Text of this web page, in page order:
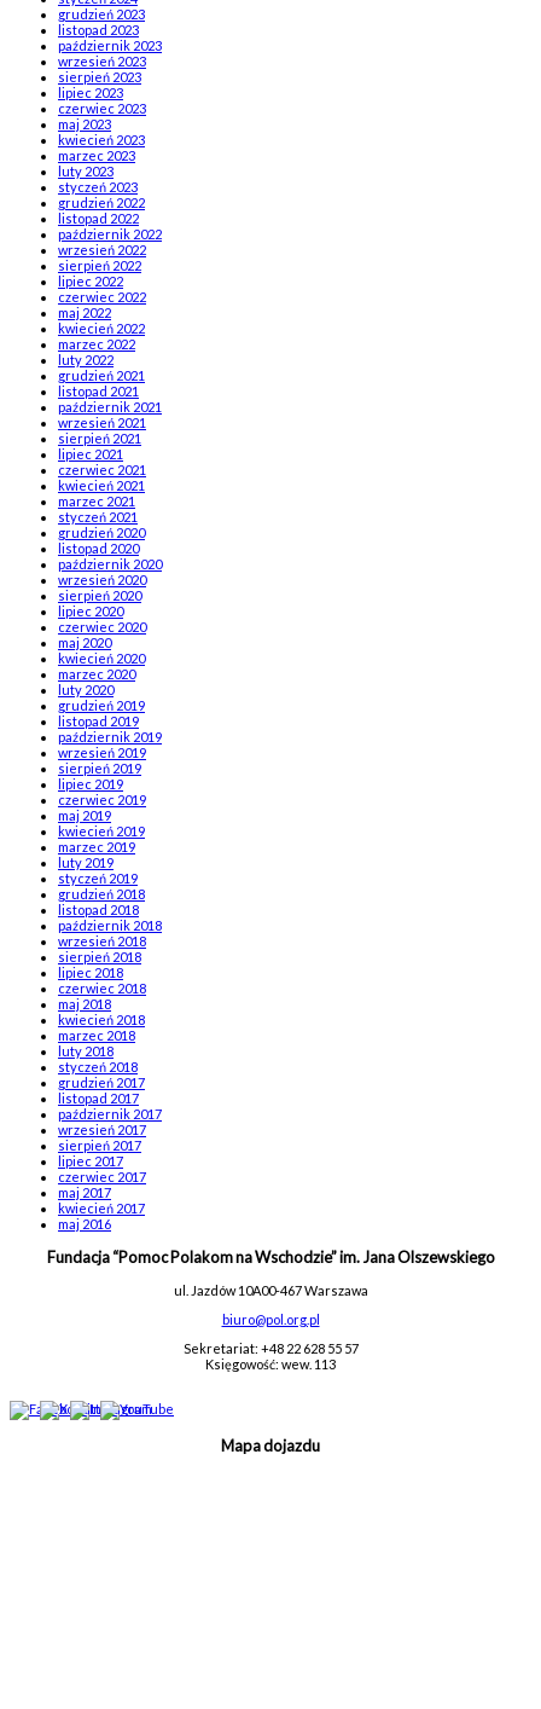
grudzień 2023
listopad 2023
październik 2023
wrzesień 2023
sierpień 2023
lipiec 2023
czerwiec 2023
maj 2023
kwiecień 2023
marzec 2023
luty 2023
styczeń 2023
grudzień 2022
listopad 2022
październik 2022
wrzesień 2022
sierpień 2022
lipiec 2022
czerwiec 2022
maj 2022
kwiecień 2022
marzec 2022
luty 2022
grudzień 2021
listopad 2021
październik 2021
wrzesień 2021
sierpień 2021
lipiec 2021
czerwiec 2021
kwiecień 2021
marzec 2021
styczeń 2021
grudzień 2020
listopad 2020
październik 2020
wrzesień 2020
sierpień 2020
lipiec 2020
czerwiec 2020
maj 2020
kwiecień 2020
marzec 2020
luty 2020
grudzień 2019
listopad 2019
październik 2019
wrzesień 2019
sierpień 2019
lipiec 2019
czerwiec 2019
maj 2019
kwiecień 2019
marzec 2019
luty 2019
styczeń 2019
grudzień 2018
listopad 2018
październik 2018
wrzesień 2018
sierpień 2018
lipiec 2018
czerwiec 2018
maj 2018
kwiecień 2018
marzec 2018
luty 2018
styczeń 2018
grudzień 2017
listopad 2017
październik 2017
wrzesień 2017
sierpień 2017
lipiec 2017
czerwiec 2017
maj 2017
kwiecień 2017
maj 2016
Fundacja “Pomoc Polakom na Wschodzie” im. Jana Olszewskiego
ul. Jazdów 10A00-467 Warszawa
biuro@pol.org.pl
Sekretariat: +48 22 628 55 57
Księgowość: wew. 113
Mapa dojazdu